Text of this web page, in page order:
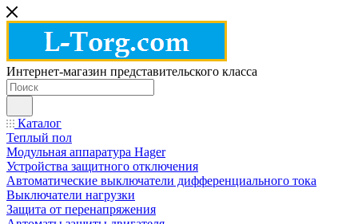
Интернет-магазин представительского класса
Каталог
Теплый пол
Модульная аппаратура Hager
Устройства защитного отключения
Автоматические выключатели дифференциального тока
Выключатели нагрузки
Защита от перенапряжения